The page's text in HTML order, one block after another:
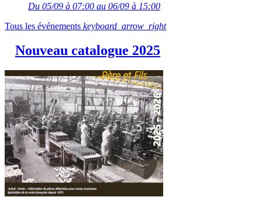
Du 05/09 à 07:00 au 06/09 à 15:00
Tous les événements keyboard_arrow_right
Nouveau catalogue 2025